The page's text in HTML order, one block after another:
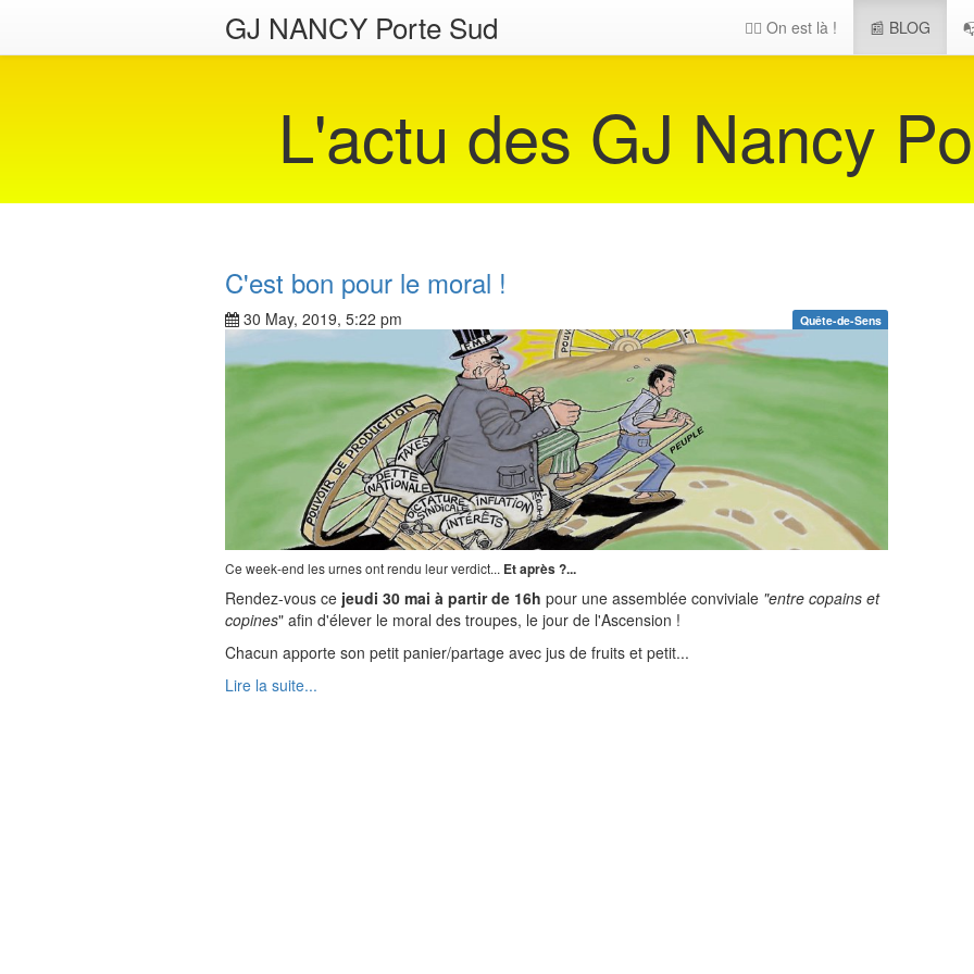
GJ NANCY Porte Sud 🖐🏻 On est là ! 📰 BLOG
L'actu des GJ Nancy
C'est bon pour le moral !
30 May, 2019, 5:22 pm Quête-de-Sens
Ce week-end les urnes ont rendu leur verdict... Et après ?...
Rendez-vous ce jeudi 30 mai à partir de 16h pour une assemblée conviviale "entre copains et
copines" afin d'élever le moral des troupes, le jour de l'Ascension !
Chacun apporte son petit panier/partage avec jus de fruits et petit...
Lire la suite...